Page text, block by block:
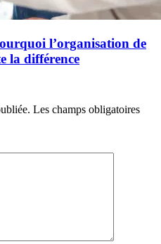
l’organisation de
la différence
Les champs obligatoires